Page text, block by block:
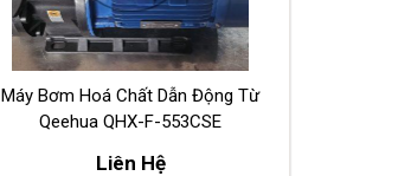
Máy Bơm Hoá Chất Dẫn Động Từ
Qeehua QHX-F-553CSE
Liên Hệ